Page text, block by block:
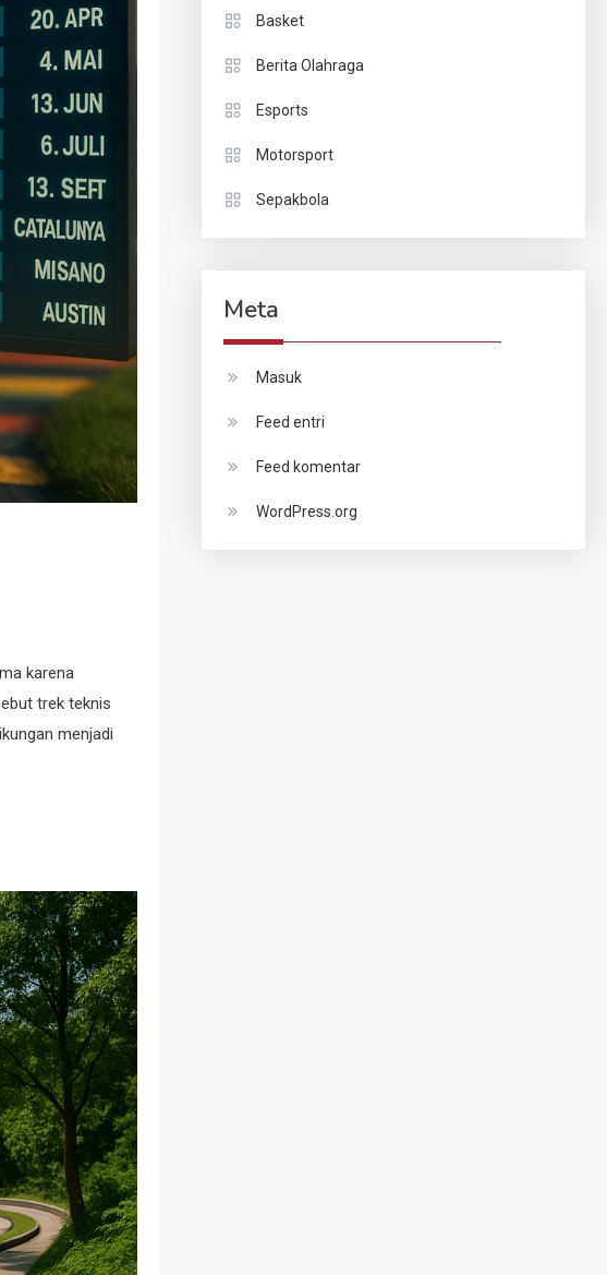
karena
trek teknis
menjadi
Basket
Berita Olahraga
Esports
Motorsport
Sepakbola
Meta
Masuk
Feed entri
Feed komentar
WordPress.org